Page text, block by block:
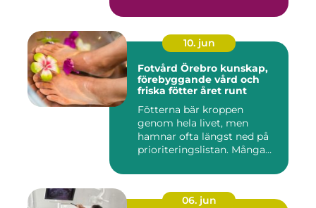
10. jun
Fotvård Örebro kunskap,
förebyggande vård och
friska fötter året runt
Fötterna bär kroppen
genom hela livet, men
hamnar ofta längst ned på
prioriteringslistan. Många
06. jun